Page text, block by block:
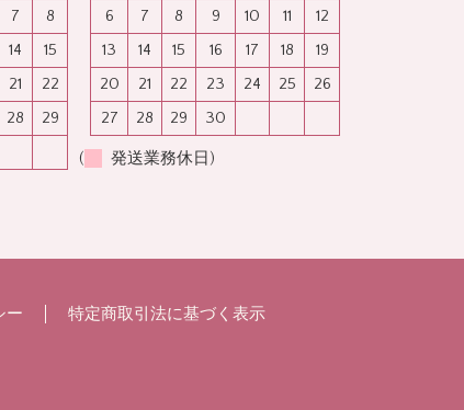
7
8
14
15
21
22
28
29
6
7 8 9 10 11
12
13
14 15 16 17 18
19
20
21 22 23 24 25
26
27
28 29 30
( 発送業務休日)
ー 特定商取引法に基づく表示